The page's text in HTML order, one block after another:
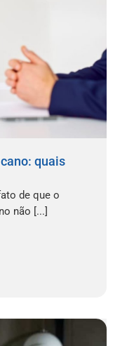
quais
de que o
não [...]